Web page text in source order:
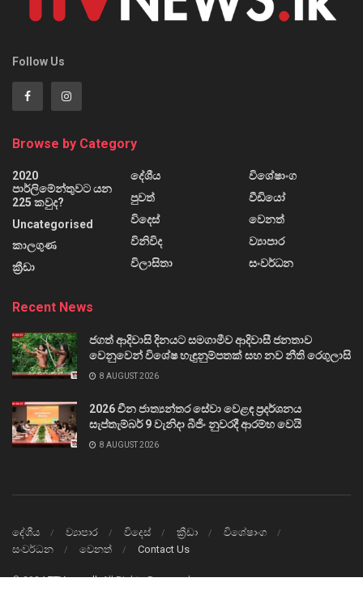
Follow Us
Browse by Category
2020
පාර්ලිමේන්තුවට යන
225 කවුද?
Uncategorised
කාලගුණ
ක්‍රීඩා
දේශීය
පුවත්
විදෙස්
විනිවිද
විලාසිතා
විශේෂාංග
වීඩියෝ
වෙනත්
ව්‍යාපාර
සංවර්ධන
Recent News
ජගත් ආදිවාසි දිනයට සමගාමීව ආදිවාසී ජනතාව
වෙනුවෙන් විශේෂ හැඳුනුම්පතක් සහ නව නීති රෙගුලාසි
8 AUGUST 2026
2026 චීන ජාත්‍යන්තර සේවා වෙළඳ ප්‍රදර්ශනය
සැප්තැම්බර් 9 වැනිදා බීජිං නුවරදී ආරම්භ වෙයි
8 AUGUST 2026
දේශීය ව්‍යාපාර විදෙස් ක්‍රීඩා
විශේෂාංග
සංවර්ධන
වෙනත් Contact Us
© 2024TTVnews.lkAll Rights Reserved